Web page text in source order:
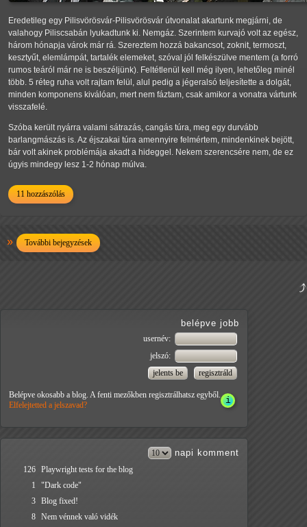
Eredetileg egy Pilisvörösvár-Pilisvörösvár útvonalat akartunk megjárni, de
valahogy Piliscsabán lyukadtunk ki. Nemgáz. Szerintem kurvajó volt az egész,
három hónapja várok már rá. Szereztem hozzá bakancsot, zoknit, termoszt,
kesztyűt, elemlámpát, tartalék elemeket, szóval jól felkészülve mentem (a forró
rumos teáról már ne is beszéljünk). Feltétlenül kell még ilyen, lehetőleg minél
több. 5 réteg ruha volt rajtam felül, alul pedig a jégeralsó teljesítette a dolgát,
minden komponens kiválóan, mert nem fáztam, csak amikor a vonatra vártunk
visszafelé.
Szóba került nyárra valami sátrazás, cangás túra, meg egy durvább
barlangmászás is. Az éjszakai túra amennyire felmértem, mindenkinek bejött,
bár volt akinek problémája akadt a hideggel. Nekem szerencsére nem, de ez
úgyis mindegy lesz 1-2 hónap múlva.
11 hozzászólás
További bejegyzések
belépve jobb
usernév:
jelszó:
Belépve okosabb a blog. A fenti mezőkben regisztrálhatsz egyből.
Elfelejtetted a jelszavad?
napi komment
126 Playwright tests for the blog
1
"Dark code"
3 Blog fixed!
8 Nem vénnek való vidék